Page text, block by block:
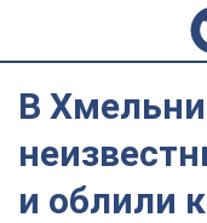
В
и облили